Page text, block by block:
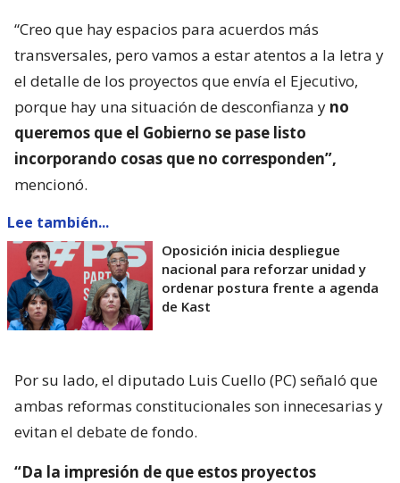
“Creo que hay espacios para acuerdos más
transversales, pero vamos a estar atentos a la letra y
el detalle de los proyectos que envía el Ejecutivo,
porque hay una situación de desconfianza y no
queremos que el Gobierno se pase listo
incorporando cosas que no corresponden”,
mencionó.
Lee también...
Oposición inicia despliegue
nacional para reforzar unidad y
ordenar postura frente a agenda
de Kast
Por su lado, el diputado Luis Cuello (PC) señaló que
ambas reformas constitucionales son innecesarias y
evitan el debate de fondo.
“Da la impresión de que estos proyectos